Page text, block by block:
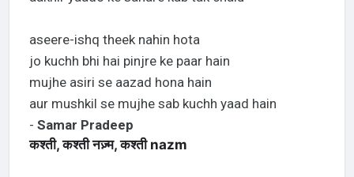
aseere-ishq theek nahin hota
jo kuchh bhi hai pinjre ke paar hain
mujhe asiri se aazad hona hain
aur mushkil se mujhe sab kuchh yaad hain
- Samar Pradeep
कश्ती, कश्ती नज़्म, कश्ती nazm